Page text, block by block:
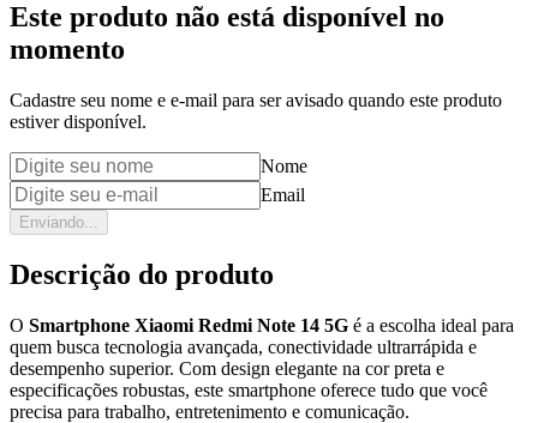
Este produto não está disponível no
momento
Cadastre seu nome e e-mail para ser avisado quando este produto
estiver disponível.
Nome
Email
Enviando...
Descrição do produto
O Smartphone Xiaomi Redmi Note 14 5G é a escolha ideal para
quem busca tecnologia avançada, conectividade ultrarrápida e
desempenho superior. Com design elegante na cor preta e
especificações robustas, este smartphone oferece tudo que você
precisa para trabalho, entretenimento e comunicação.